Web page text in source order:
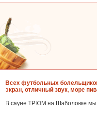
Всех футбольных
экран, отличный звук, море
В сауне ТРЮМ на Шаболовке мы